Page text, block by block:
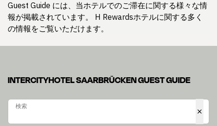
Guest Guide には、当ホテルでのご滞在に関する様々な情
報が掲載されています。 H Rewardsホテルに関する多く
の情報をご覧いただけます。
INTERCITYHOTEL SAARBRÜCKEN GUEST GUIDE
検索
検索